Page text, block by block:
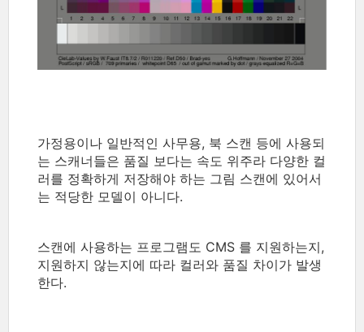
가정용이나 일반적인 사무용, 북 스캔 등에 사용되
는 스캐너들은 품질 보다는 속도 위주라 다양한 컬
러를 정확하게 저장해야 하는 그림 스캔에 있어서
는 적당한 모델이 아니다.
스캔에 사용하는 프로그램도 CMS 를 지원하는지,
지원하지 않는지에 따라 컬러와 품질 차이가 발생
한다.